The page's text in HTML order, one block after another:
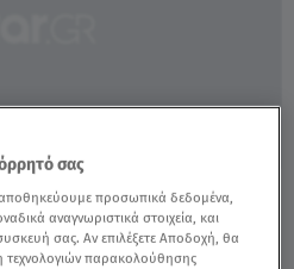
Σημερινές
σας
προσωπικά δεδομένα,
αναγνωριστικά στοιχεία, και
σας. Αν επιλέξετε Αποδοχή, θα
τεχνολογιών παρακολούθησης